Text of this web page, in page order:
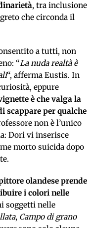
, tra inclusione
che circonda il
a tutti, non
“La nuda realtà è
“, afferma Eustis. In
eppure
è che valga la
scappare per qualche
non è l’unico
Dori vi inserisce
morto suicida dopo
olandese prende
i colori nelle
soggetti nelle
, Campo di grano